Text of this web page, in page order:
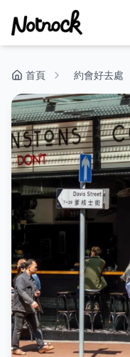
首頁 約會好去處